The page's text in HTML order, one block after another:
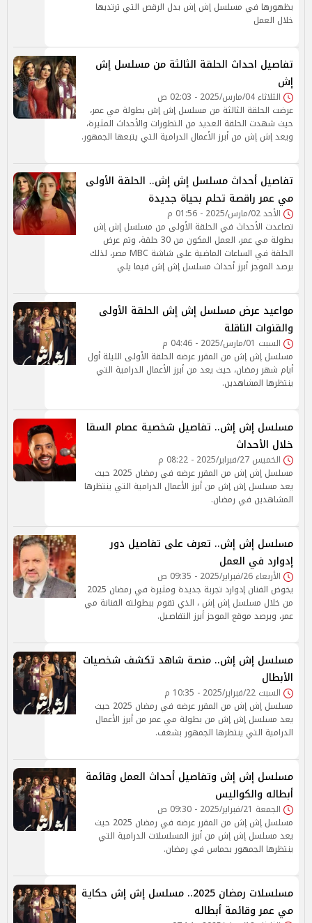
بظهورها في مسلسل إش إش بدل الرقص التي ترتديها
خلال العمل
تفاصيل احداث الحلقة الثالثة من مسلسل إش
إش
الثلاثاء 04/مارس/2025 - 02:03 ص
عرضت الحلقة الثالثة من مسلسل إش إش بطولة مي عمر،
حيث شهدت الحلقة العديد من التطورات والأحداث المثيرة،
ويعد إش إش من أبرز الأعمال الدرامية التي يتبعها الجمهور.
تفاصيل أحداث مسلسل إش إش.. الحلقة الأولى
مي عمر راقصة تحلم بحياة جديدة
الأحد 02/مارس/2025 - 01:56 م
تصاعدت الأحداث في الحلقة الأولى من مسلسل إش إش
بطولة مي عمر، العمل المكون من 30 حلقة، وتم عرض
الحلقة في الساعات الماضية على شاشة MBC مصر، لذلك
يرصد الموجز أبرز أحداث مسلسل إش إش فيما يلي
مواعيد عرض مسلسل إش إش الحلقة الأولى
والقنوات الناقلة
السبت 01/مارس/2025 - 04:46 م
مسلسل إش إش من المقرر عرضه الحلقة الأولى الليلة أول
أيام شهر رمضان، حيث يعد من أبرز الأعمال الدرامية التي
ينتظرها المشاهدين.
مسلسل إش إش.. تفاصيل شخصية عصام السقا
خلال الأحداث
الخميس 27/فبراير/2025 - 08:22 م
مسلسل إش إش من المقرر عرضه في رمضان 2025 حيث
يعد مسلسل إش إش من أبرز الأعمال الدرامية التي ينتظرها
المشاهدين في رمضان.
مسلسل إش إش.. تعرف على تفاصيل دور
إدوارد في العمل
الأربعاء 26/فبراير/2025 - 09:35 ص
يخوض الفنان إدوارد تجربة جديدة ومثيرة في رمضان 2025
من خلال مسلسل إش إش ، الذي تقوم ببطولته الفنانة مي
عمر، ويرصد موقع الموجز أبرز التفاصيل.
مسلسل إش إش.. منصة شاهد تكشف شخصيات
الأبطال
السبت 22/فبراير/2025 - 10:35 م
مسلسل إش إش من المقرر عرضه في رمضان 2025 حيث
يعد مسلسل إش إش من بطولة مي عمر من أبرز الأعمال
الدرامية التي ينتظرها الجمهور بشغف.
مسلسل إش إش وتفاصيل أحداث العمل وقائمة
أبطاله والكواليس
الجمعة 21/فبراير/2025 - 09:30 ص
مسلسل إش إش من المقرر عرضه في رمضان 2025 حيث
يعد مسلسل إش إش من أبرز المسلسلات الدرامية التي
ينتظرها الجمهور بحماس في رمضان.
مسلسلات رمضان 2025.. مسلسل إش إش حكاية
مي عمر وقائمة أبطاله